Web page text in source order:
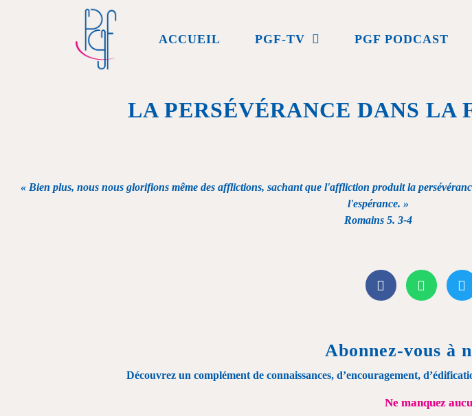
ACCUEIL PGF-TV PGF PODCAST
LA PERSÉVÉRANCE DANS
« Bien plus, nous nous glorifions même des afflictions, sachant que l'affliction produit la
l'espérance. »
Romains 5. 3-4
Abonnez-vous à
Découvrez un complément de connaissances, d’encouragement,
Ne manquez